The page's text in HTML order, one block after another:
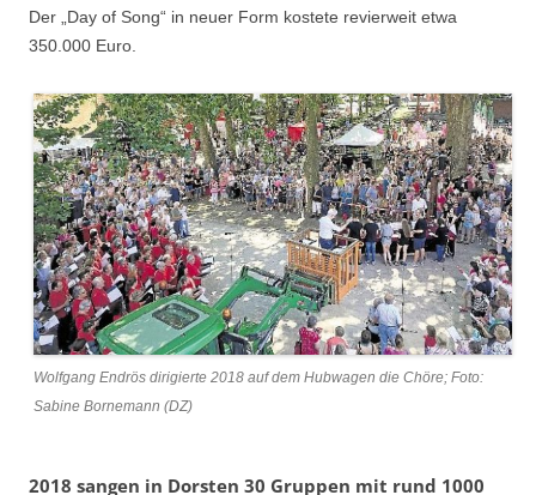
Der „Day of Song“ in neuer Form kostete revierweit etwa
350.000 Euro.
Wolfgang Endrös dirigierte 2018 auf dem Hubwagen die Chöre; Foto:
Sabine Bornemann (DZ)
2018 sangen in Dorsten 30 Gruppen mit rund 1000